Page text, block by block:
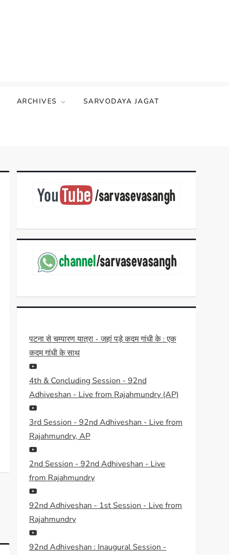
ARCHIVES SARVODAYA JAGAT
पटना से चम्पारण यात्रा - जहां पड़े कदम गांधी के : एक
कदम गांधी के साथ
4th & Concluding Session - 92nd
Adhiveshan - Live from Rajahmundry (AP)
3rd Session - 92nd Adhiveshan - Live from
Rajahmundry, AP
2nd Session - 92nd Adhiveshan - Live
from Rajahmundry
92nd Adhiveshan - 1st Session - Live from
Rajahmundry
92nd Adhiveshan : Inaugural Session -